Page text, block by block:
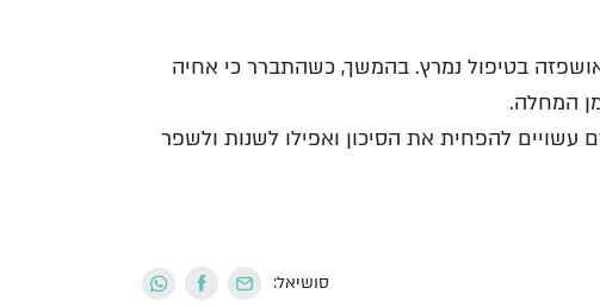
בטיפול נמרץ. בהמשך, כשהתברר כי אחיה
המחלה.
עשויים להפחית את הסיכון ואפילו לשנות ולשפר
סושיאל: